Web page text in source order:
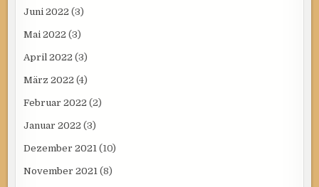
Juni 2022 (3)
Mai 2022 (3)
April 2022 (3)
März 2022 (4)
Februar 2022 (2)
Januar 2022 (3)
Dezember 2021 (10)
November 2021 (8)